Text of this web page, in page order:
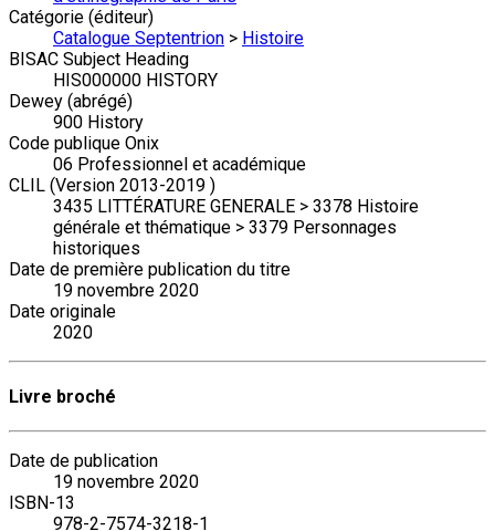
Catégorie (éditeur)
Catalogue Septentrion > Histoire
BISAC Subject Heading
HIS000000 HISTORY
Dewey (abrégé)
900 History
Code publique Onix
06 Professionnel et académique
CLIL (Version 2013-2019 )
3435 LITTÉRATURE GENERALE > 3378 Histoire
générale et thématique > 3379 Personnages
historiques
Date de première publication du titre
19 novembre 2020
Date originale
2020
Livre broché
Date de publication
19 novembre 2020
ISBN-13
978-2-7574-3218-1